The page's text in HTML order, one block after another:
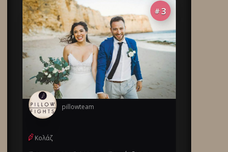
# 3
pillowteam
Κολάζ